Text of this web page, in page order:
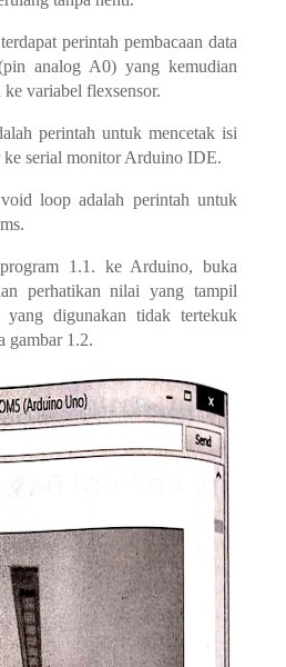
perintah pembacaan data
analog A0) yang kemudian
variabel flexsensor.
perintah untuk mencetak isi
ke serial monitor Arduino IDE.
loop adalah perintah untuk
1.1. ke Arduino, buka
perhatikan nilai yang tampil
yang digunakan tidak tertekuk
gambar 1.2.